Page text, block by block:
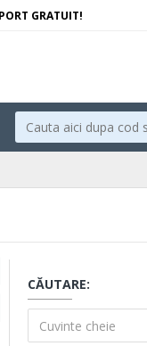
GRATUIT!
CĂUTARE: